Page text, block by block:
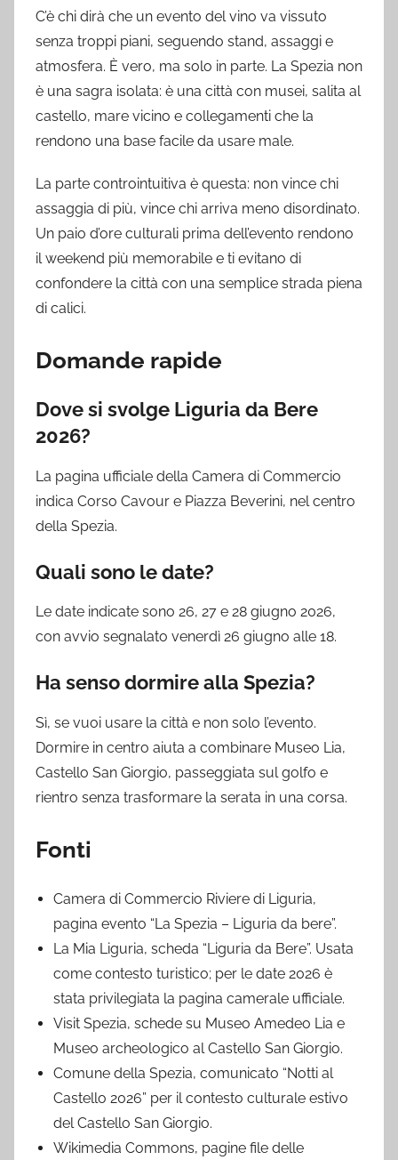
C’è chi dirà che un evento del vino va vissuto
senza troppi piani, seguendo stand, assaggi e
atmosfera. È vero, ma solo in parte. La Spezia non
è una sagra isolata: è una città con musei, salita al
castello, mare vicino e collegamenti che la
rendono una base facile da usare male.
La parte controintuitiva è questa: non vince chi
assaggia di più, vince chi arriva meno disordinato.
Un paio d’ore culturali prima dell’evento rendono
il weekend più memorabile e ti evitano di
confondere la città con una semplice strada piena
di calici.
Domande rapide
Dove si svolge Liguria da Bere
2026?
La pagina ufficiale della Camera di Commercio
indica Corso Cavour e Piazza Beverini, nel centro
della Spezia.
Quali sono le date?
Le date indicate sono 26, 27 e 28 giugno 2026,
con avvio segnalato venerdì 26 giugno alle 18.
Ha senso dormire alla Spezia?
Sì, se vuoi usare la città e non solo l’evento.
Dormire in centro aiuta a combinare Museo Lia,
Castello San Giorgio, passeggiata sul golfo e
rientro senza trasformare la serata in una corsa.
Fonti
Camera di Commercio Riviere di Liguria,
pagina evento “La Spezia – Liguria da bere”.
La Mia Liguria, scheda “Liguria da Bere”. Usata
come contesto turistico; per le date 2026 è
stata privilegiata la pagina camerale ufficiale.
Visit Spezia, schede su Museo Amedeo Lia e
Museo archeologico al Castello San Giorgio.
Comune della Spezia, comunicato “Notti al
Castello 2026” per il contesto culturale estivo
del Castello San Giorgio.
Wikimedia Commons, pagine file delle